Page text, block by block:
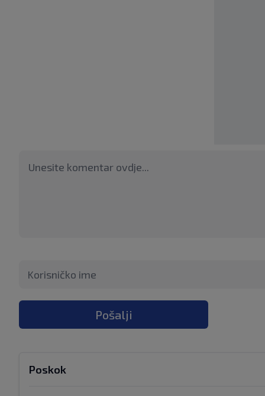
Pošalji
Poskok